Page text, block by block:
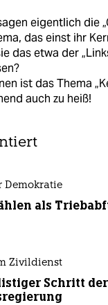
eigentlich die
das einst ihr
das etwa der
ist das Thema
auch zu heiß!
Demokratie
als
Zivildienst
Schritt der